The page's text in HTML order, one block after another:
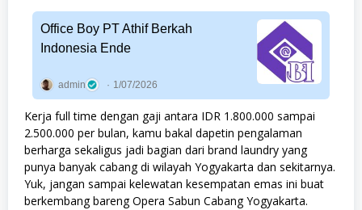
Office Boy PT Athif Berkah
Indonesia Ende
admin 1/07/2026
Kerja full time dengan gaji antara IDR 1.800.000 sampai
2.500.000 per bulan, kamu bakal dapetin pengalaman
berharga sekaligus jadi bagian dari brand laundry yang
punya banyak cabang di wilayah Yogyakarta dan sekitarnya.
Yuk, jangan sampai kelewatan kesempatan emas ini buat
berkembang bareng Opera Sabun Cabang Yogyakarta.